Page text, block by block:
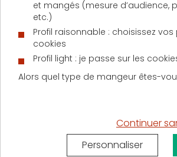
décès invalidité adossée à un
oscillerentre 0,20 et 0,65 %
l’emprunt . Au regard de
engagées lors de la
immobilier, il s’agit donc là d’un
qu’il convient de ne pas négliger.
que soit les circonstances. Le
correspondant à la couverture
déterminé contractuellement au
et mangés (mesure d’audience,
etc.)
Profil raisonnable : choisissez
cookies
Profil light : je passe sur les
Alors quel type de mangeur êtes-
Continuer
Personnaliser